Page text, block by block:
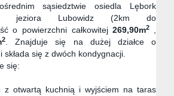
sąsiedztwie osiedla Lębork
jeziora Lubowidz (2km do
o powierzchni całkowitej269,90m2
,
2. Znajduje się na dużej działce o
i składa się z dwóch kondygnacji.
się:
z otwartą kuchnią i wyjściem na taras